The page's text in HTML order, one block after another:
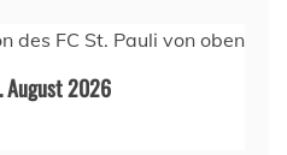
August 2026